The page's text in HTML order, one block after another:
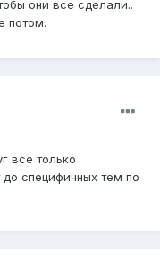
они все сделали..
потом.
все только
специфичных тем по